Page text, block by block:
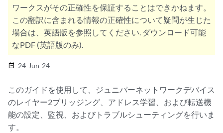
ワークスがその正確性を保証することはできかねます。
この翻訳に含まれる情報の正確性について疑問が生じた
場合は、英語版を参照してください. ダウンロード可能
なPDF (英語版のみ).
date_range 24-Jun-24
このガイドを使用して、ジュニパーネットワークデバイス
のレイヤー2ブリッジング、アドレス学習、および転送機
能の設定、監視、およびトラブルシューティングを行いま
す。